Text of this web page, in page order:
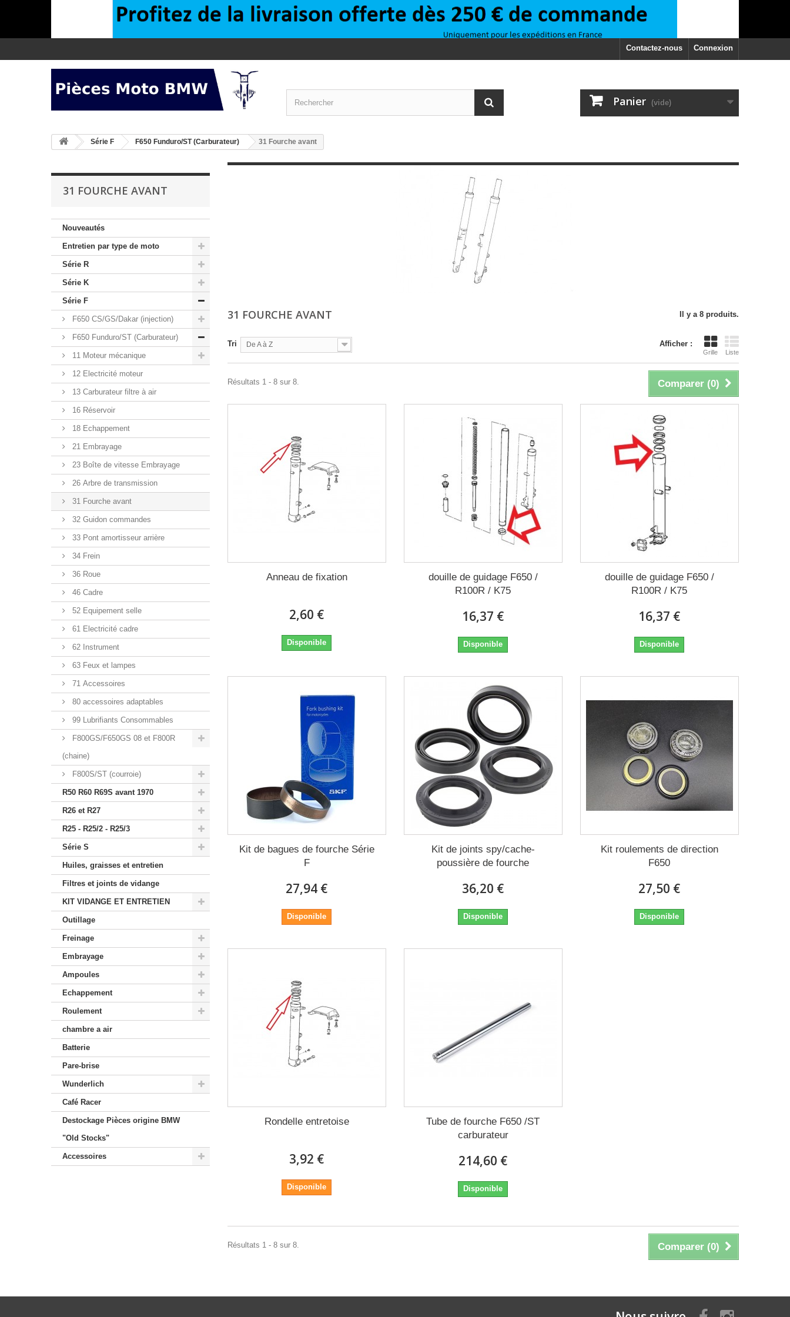
Connexion
Contactez-nous
Panier (vide)
>Série F >F650 Funduro/ST (Carburateur) 31 Fourche avant
31 FOURCHE AVANT
Nouveautés
Entretien par type de moto
Série R
Série K
Série F
F650 CS/GS/Dakar (injection)
F650 Funduro/ST (Carburateur)
11 Moteur mécanique
12 Electricité moteur
13 Carburateur filtre à air
16 Réservoir
18 Echappement
21 Embrayage
23 Boîte de vitesse Embrayage
26 Arbre de transmission
31 Fourche avant
32 Guidon commandes
33 Pont amortisseur arrière
34 Frein
36 Roue
46 Cadre
52 Equipement selle
61 Electricité cadre
62 Instrument
63 Feux et lampes
71 Accessoires
80 accessoires adaptables
99 Lubrifiants Consommables
F800GS/F650GS 08 et F800R
(chaine)
F800S/ST (courroie)
R50 R60 R69S avant 1970
R26 et R27
R25 - R25/2 - R25/3
Série S
Huiles, graisses et entretien
Filtres et joints de vidange
KIT VIDANGE ET ENTRETIEN
Outillage
Freinage
Embrayage
Ampoules
Echappement
Roulement
chambre a air
Batterie
Pare-brise
Wunderlich
Café Racer
Destockage Pièces origine BMW
"Old Stocks"
Accessoires
31 FOURCHE AVANT Il y a 8 produits.
Afficher :
Grille Liste
Tri De A à Z
Comparer (0)
Résultats 1 - 8 sur 8.
Anneau de fixation
2,60 €
Disponible
douille de guidage F650 /
R100R / K75
16,37 €
Disponible
douille de guidage F650 /
R100R / K75
16,37 €
Disponible
Kit de bagues de fourche Série
F
27,94 €
Disponible
Kit de joints spy/cache-
poussière de fourche
36,20 €
Disponible
Kit roulements de direction
F650
27,50 €
Disponible
Rondelle entretoise
3,92 €
Disponible
Tube de fourche F650 /ST
carburateur
214,60 €
Disponible
Comparer (0)
Résultats 1 - 8 sur 8.